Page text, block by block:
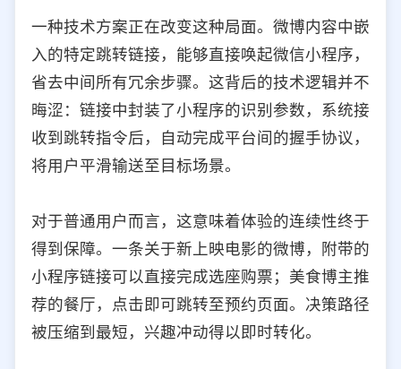
一种技术方案正在改变这种局面。微博内容中嵌
入的特定跳转链接，能够直接唤起微信小程序，
省去中间所有冗余步骤。这背后的技术逻辑并不
晦涩：链接中封装了小程序的识别参数，系统接
收到跳转指令后，自动完成平台间的握手协议，
将用户平滑输送至目标场景。
对于普通用户而言，这意味着体验的连续性终于
得到保障。一条关于新上映电影的微博，附带的
小程序链接可以直接完成选座购票；美食博主推
荐的餐厅，点击即可跳转至预约页面。决策路径
被压缩到最短，兴趣冲动得以即时转化。